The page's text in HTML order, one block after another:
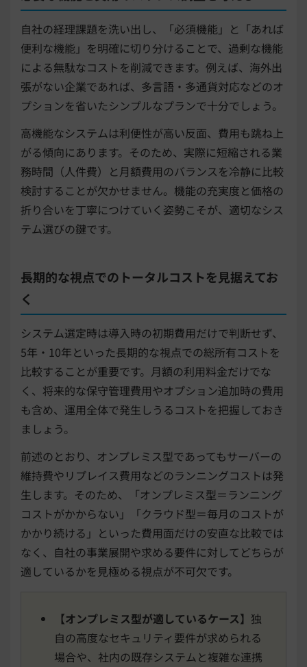
自社の経理課題を洗い出し、「必須機能」と「あれば
便利な機能」を明確に切り分けることで、過剰な機能
による無駄なコストを削減できます。例えば、海外出
張がない企業であれば、多言語・多通貨対応などのオ
プションを省いたシンプルなプランで十分でしょう。
高機能なシステムは利便性が高い反面、費用も跳ね上
がる傾向にあります。そのため、実際に短縮される業
務時間（人件費）と月額費用のバランスを冷静に比較
検討することが欠かせません。機能の充実度と価格の
折り合いを丁寧につけていく姿勢こそが、適切なシス
テム選びの鍵です。
長期的な視点でのトータルコストを見据えてお
く
システム選定時は導入時の初期費用だけで判断せず、
5年・10年といった長期的な視点での総所有コストを
比較することが重要です。月額の利用料金だけでな
く、将来的な保守管理費用やオプション追加時の費用
も含め、運用全体で発生しうるコストを把握しておき
ましょう。
前述のとおり、オンプレミス型であってもサーバーの
維持費やリプレイス費用などのランニングコストは発
生します。そのため、「オンプレミス型＝ランニング
コストがかからない」「クラウド型＝毎月のコストが
かかり続ける」といった費用面だけの安直な比較では
なく、自社の事業展開や求める要件に対してどちらが
適しているかを見極める視点が不可欠です。
【オンプレミス型が適しているケース】 独
自の高度なセキュリティ要件が求められる
場合や、社内の既存システムと複雑な連携